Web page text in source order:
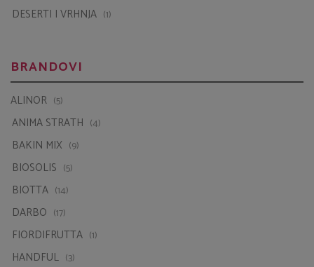
DESERTI I VRHNJA (1)
BRANDOVI
ALINOR (5)
ANIMA STRATH (4)
BAKIN MIX (9)
BIOSOLIS (5)
BIOTTA (14)
DARBO (17)
FIORDIFRUTTA (1)
HANDFUL (3)